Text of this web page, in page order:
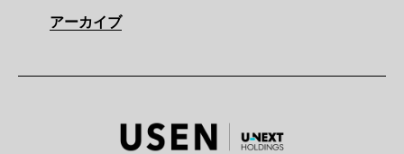
アーカイブ